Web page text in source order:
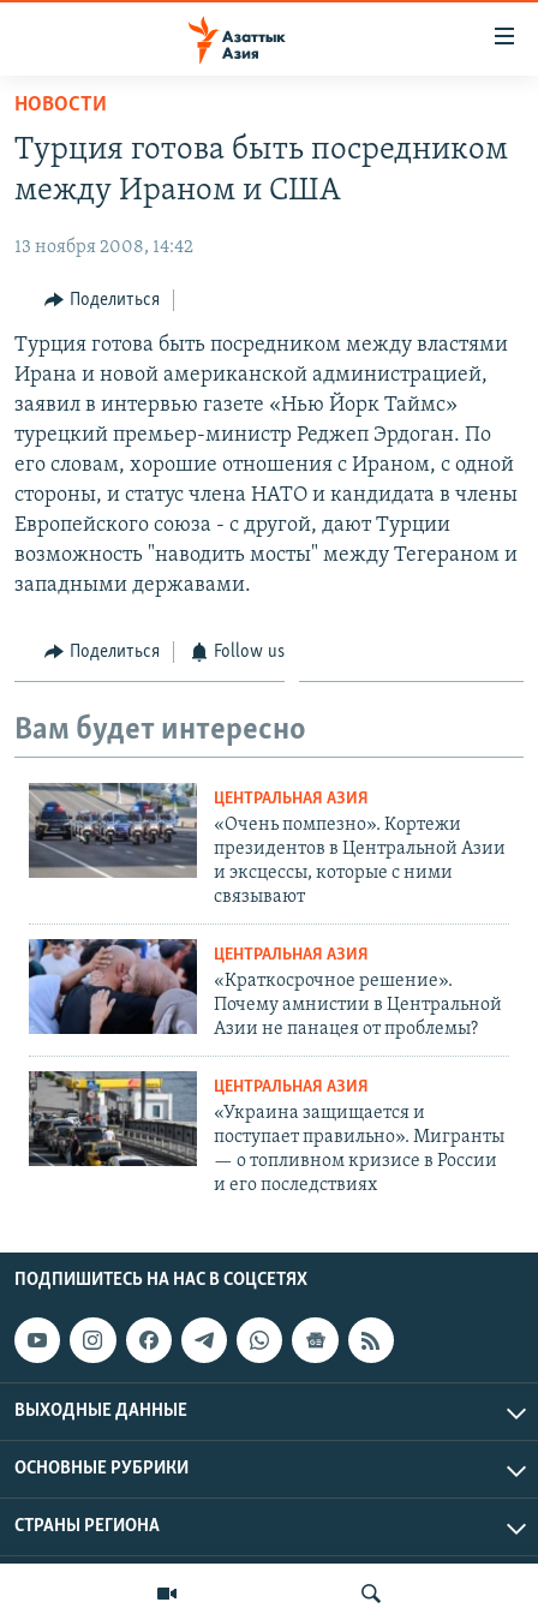
Вернуться
основному
содержанию
навигации
Вернутся
поиску
КАЗАХСТАН
УЗБЕКИСТАН
ТАДЖИКИСТАН
НОВОСТИ
ВОЙНА В УКРАИНЕ
НА ДРУГИХ ЯЗЫКАХ
ҚАЗАҚША
КЫРГЫЗЧА
ТОҶИКӢ
TÜRKMENÇE
Все сайты РСЕ/РС
НОВОСТИ
Турция готова быть посредником
между Ираном и США
13 ноября 2008, 14:42
Поделиться
Турция готова быть посредником между властями
Ирана и новой американской администрацией,
заявил в интервью газете «Нью Йорк Таймс»
турецкий премьер-министр Реджеп Эрдоган. По
его словам, хорошие отношения с Ираном, с одной
стороны, и статус члена НАТО и кандидата в члены
Европейского союза - с другой, дают Турции
возможность "наводить мосты" между Тегераном и
западными державами.
Поделиться Follow us
Вам будет интересно
ЦЕНТРАЛЬНАЯ АЗИЯ
«Очень помпезно». Кортежи
президентов в Центральной Азии
и эксцессы, которые с ними
связывают
ЦЕНТРАЛЬНАЯ АЗИЯ
«Краткосрочное решение».
Почему амнистии в Центральной
Азии не панацея от проблемы?
ЦЕНТРАЛЬНАЯ АЗИЯ
«Украина защищается и
поступает правильно». Мигранты
— о топливном кризисе в России
и его последствиях
ПОДПИШИТЕСЬ НА НАС В СОЦСЕТЯХ
ВЫХОДНЫЕ ДАННЫЕ
ОСНОВНЫЕ РУБРИКИ
СТРАНЫ РЕГИОНА
Азаттык Азия © 2026 RFE/RL, Inc. | Все права защищены.